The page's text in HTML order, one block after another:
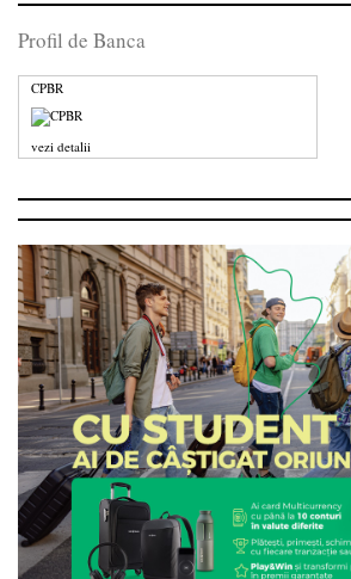
Profil de Banca
CPBR
vezi detalii